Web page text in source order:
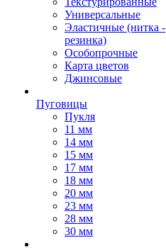
Универсальные
Эластичные (нитка -
резинка)
Особопрочные
Карта цветов
Джинсовые
Пуговицы
Пукля
11 мм
14 мм
15 мм
17 мм
18 мм
20 мм
23 мм
28 мм
30 мм